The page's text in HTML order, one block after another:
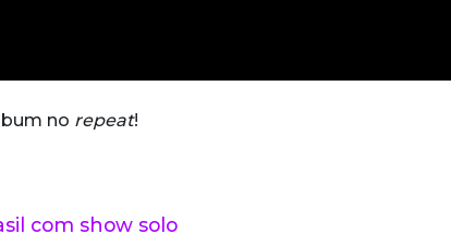
no repeat!
com show solo